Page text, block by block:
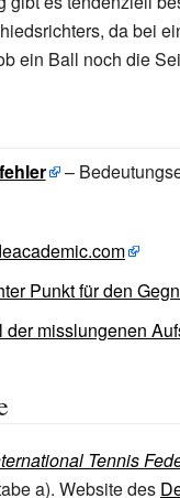
da bei
ein Ball noch die
–
Punkt für den
der misslungenen
Tennis
a). Website des